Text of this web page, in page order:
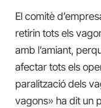
El comitè
retirin tots els
amb l’amiant,
afectar tots els
paralització dels
vagons» ha dit un